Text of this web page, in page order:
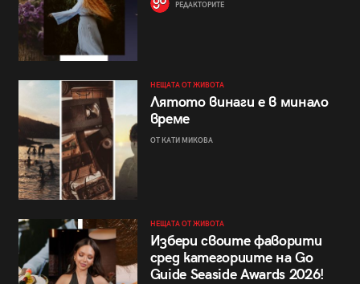
РЕДАКТОРИТЕ
НЕЩАТА ОТ ЖИВОТА
Лятото винаги е в минало
време
ОТ КАТИ МИКОВА
НЕЩАТА ОТ ЖИВОТА
Избери своите фаворити
сред категориите на Go
Guide Seaside Awards 2026!